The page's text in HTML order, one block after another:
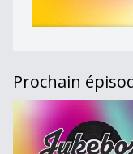
Prochain
Les clips de la